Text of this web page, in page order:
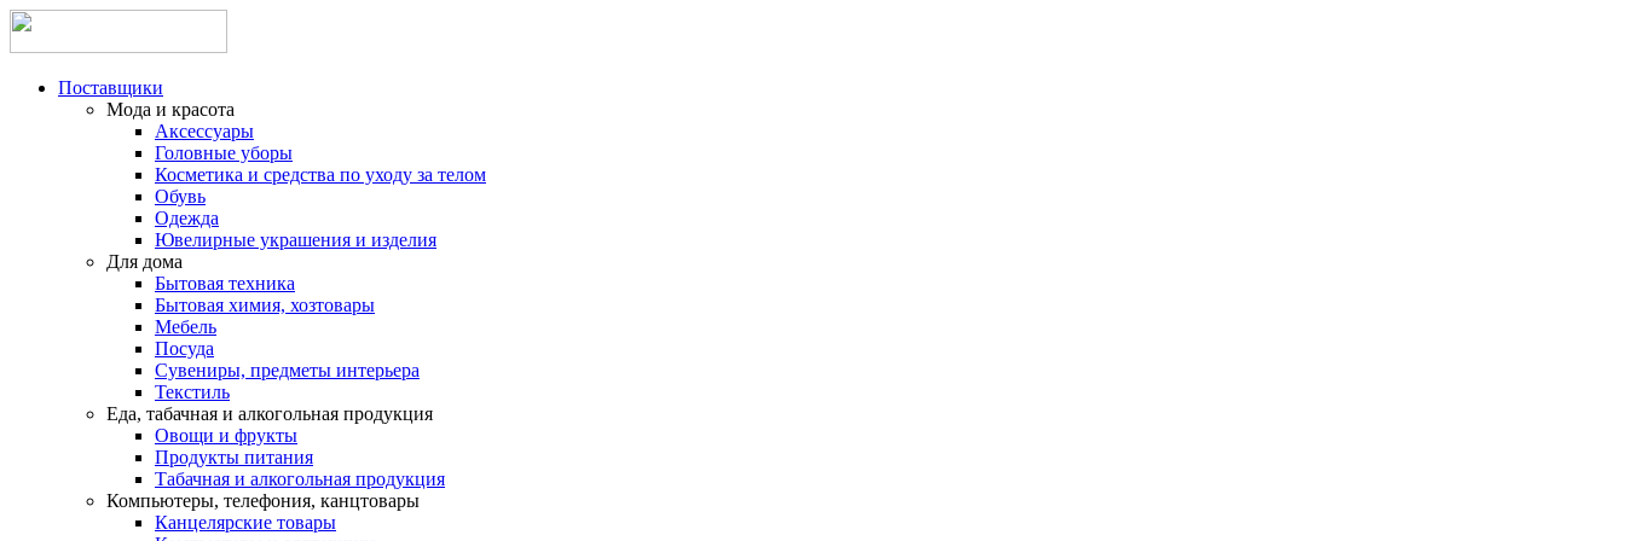
Поставщики
Мода и красота
Аксессуары
Головные уборы
Косметика и средства по уходу за телом
Обувь
Одежда
Ювелирные украшения и изделия
Для дома
Бытовая техника
Бытовая химия, хозтовары
Мебель
Посуда
Сувениры, предметы интерьера
Текстиль
Еда, табачная и алкогольная продукция
Овощи и фрукты
Продукты питания
Табачная и алкогольная продукция
Компьютеры, телефония, канцтовары
Канцелярские товары